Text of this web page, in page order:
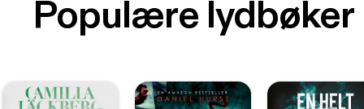
Populære lydbøker